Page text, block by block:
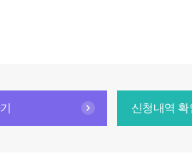
신청내역 확